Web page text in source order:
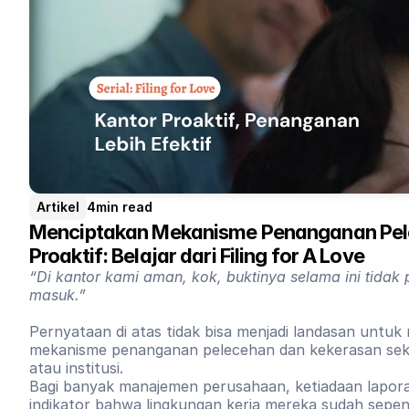
Artikel 4min read
Menciptakan Mekanisme Penanganan
Proaktif: Belajar dari Filing for A Love
“Di kantor kami aman, kok, buktinya selama ini tidak
masuk.”
Pernyataan di atas tidak bisa menjadi landasan untuk
mekanisme penanganan pelecehan dan kekerasan
atau institusi.
Bagi banyak manajemen perusahaan, ketiadaan
indikator bahwa lingkungan kerja mereka sudah